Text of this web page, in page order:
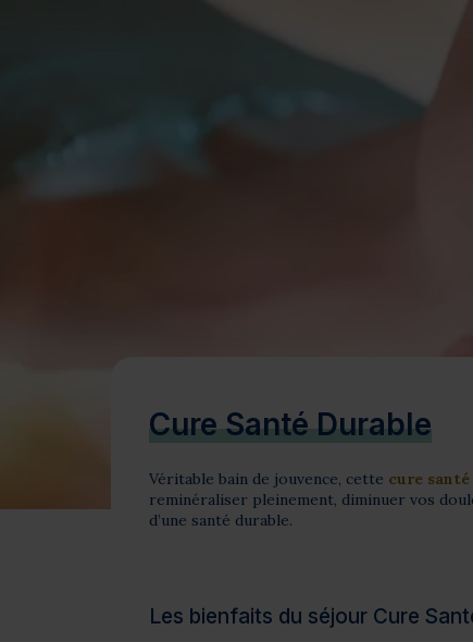
Cure Santé Durable
Véritable bain de jouvence, cette cure santé
reminéraliser pleinement, diminuer vos
d’une santé durable.
Les bienfaits du séjour Cure